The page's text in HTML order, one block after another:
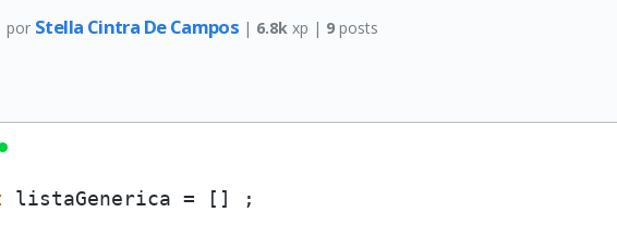
por Stella Cintra De Campos | 6.8k xp | 9posts